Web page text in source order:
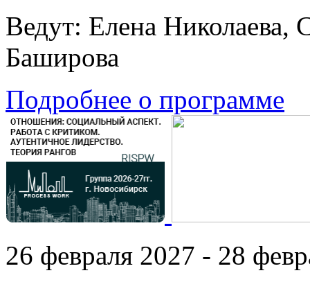
Ведут: Елена Николаева,
Баширова
Подробнее о программе
26 февраля 2027 - 28